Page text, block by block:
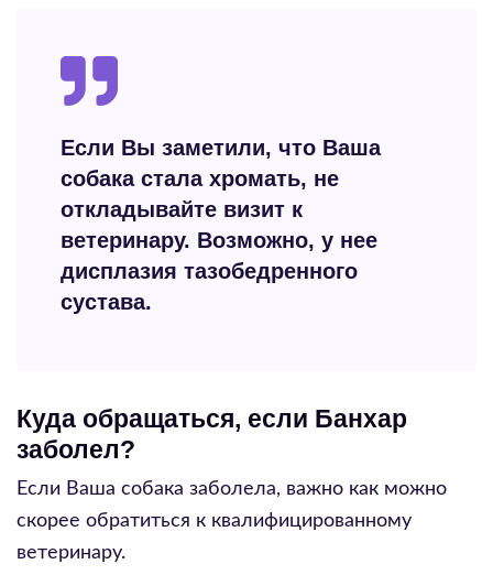
Если Вы заметили, что Ваша
собака стала хромать, не
откладывайте визит к
ветеринару. Возможно, у нее
дисплазия тазобедренного
сустава.
Куда обращаться, если Банхар
заболел?
Если Ваша собака заболела, важно как можно
скорее обратиться к квалифицированному
ветеринару.